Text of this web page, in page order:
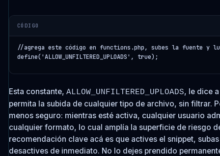
CÓDIGO
//agrega este código en functions.php, subes la fuente y
define('ALLOW_UNFILTERED_UPLOADS', true);
Esta constante, ALLOW_UNFILTERED_UPLOADS, le dice
permita la subida de cualquier tipo de archivo, sin filtrar.
menos seguro: mientras esté activa, cualquier usuario
cualquier formato, lo cual amplía la superficie de riesgo
recomendación clave acá es que actives el snippet,
desactives de inmediato. No lo dejes prendido